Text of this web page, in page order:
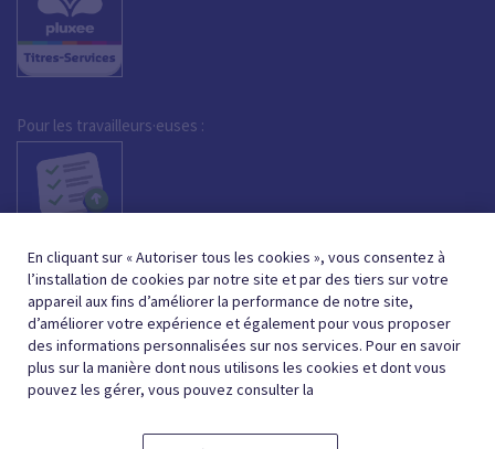
Pour les travailleurs·euses :
En cliquant sur « Autoriser tous les cookies », vous consentez à
l’installation de cookies par notre site et par des tiers sur votre
appareil aux fins d’améliorer la performance de notre site,
d’améliorer votre expérience et également pour vous proposer
des informations personnalisées sur nos services. Pour en savoir
plus sur la manière dont nous utilisons les cookies et dont vous
pouvez les gérer, vous pouvez consulter la